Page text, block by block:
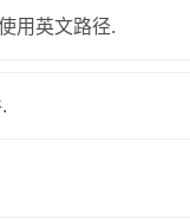
用英文路径.